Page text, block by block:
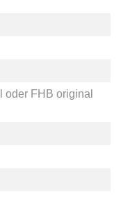
oder FHB original